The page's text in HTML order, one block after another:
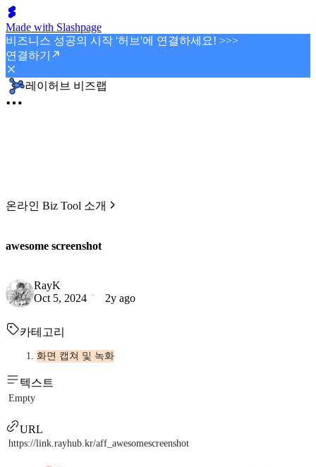
Made with Slashpage
비즈니스 성공의 시작 '허브'에 연결하세요! >>>
연결하기
레이허브 비즈랩
온라인 Biz Tool 소개
awesome screenshot
RayK
Oct 5, 2024
2y ago
카테고리
화면 캡쳐 및 녹화
텍스트
Empty
URL
https://link.rayhub.kr/aff_awesomescreenshot